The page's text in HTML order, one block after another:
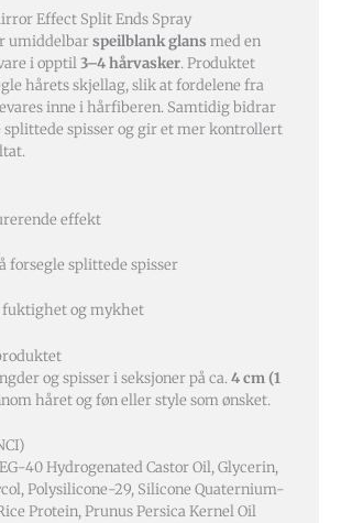
Effect Split Ends Spray
umiddelbarspeilblank glans med en
i opptil3–4 hårvasker. Produktet
hårets skjellag, slik at fordelene fra
inne i hårfiberen. Samtidig bidrar
splittede spisser og gir et mer kontrollert
effekt
forsegle splittede spisser
fuktighet og mykhet
og spisser i seksjoner på ca.4 cm (1
håret og føn eller style som ønsket.
40 Hydrogenated Castor Oil, Glycerin,
Polysilicone-29, Silicone Quaternium-
Protein, Prunus Persica Kernel Oil